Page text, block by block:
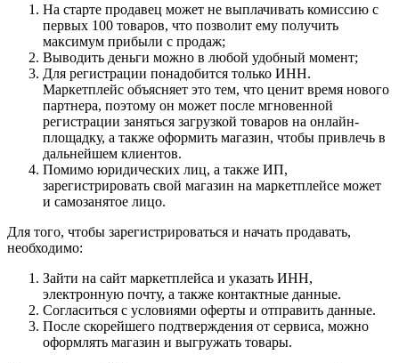
На старте продавец может не выплачивать комиссию с
первых 100 товаров, что позволит ему получить
максимум прибыли с продаж;
Выводить деньги можно в любой удобный момент;
Для регистрации понадобится только ИНН.
Маркетплейс объясняет это тем, что ценит время нового
партнера, поэтому он может после мгновенной
регистрации заняться загрузкой товаров на онлайн-
площадку, а также оформить магазин, чтобы привлечь в
дальнейшем клиентов.
Помимо юридических лиц, а также ИП,
зарегистрировать свой магазин на маркетплейсе может
и самозанятое лицо.
Для того, чтобы зарегистрироваться и начать продавать,
необходимо:
Зайти на сайт маркетплейса и указать ИНН,
электронную почту, а также контактные данные.
Согласиться с условиями оферты и отправить данные.
После скорейшего подтверждения от сервиса, можно
оформлять магазин и выгружать товары.